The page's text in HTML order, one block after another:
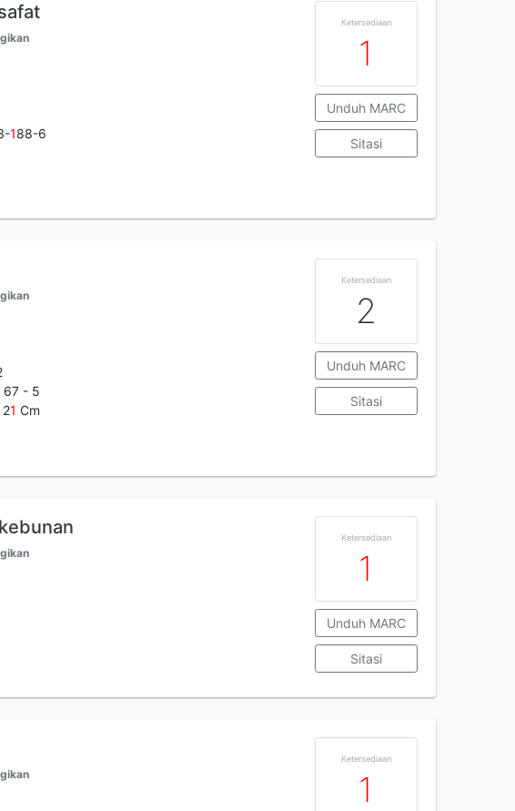
188-6
Ketersediaan
1
Unduh MARC
Sitasi
67 - 5
1 Cm
Ketersediaan
2
Unduh MARC
Sitasi
Ketersediaan
1
Unduh MARC
Sitasi
Ketersediaan
1